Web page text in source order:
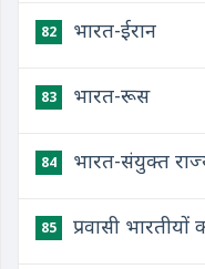
82 भारत-ईरान
83 भारत-रूस
84 भारत-संयुक्त
85 प्रवासी